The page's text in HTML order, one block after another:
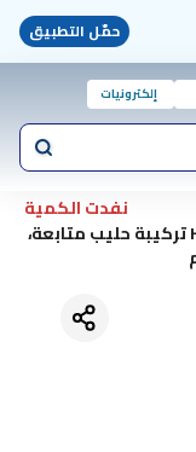
حمّل التطبيق
إلكترونيات
نفدت الكمية
سيميلاك توتال كومفورت جولد HMO 2'-FL تركيبة حليب متابعة،